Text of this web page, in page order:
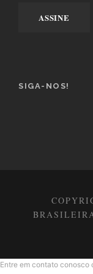
SIGA-NOS!
Entre em contato conosco